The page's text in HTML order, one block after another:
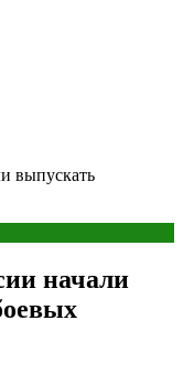
выпускать
начали